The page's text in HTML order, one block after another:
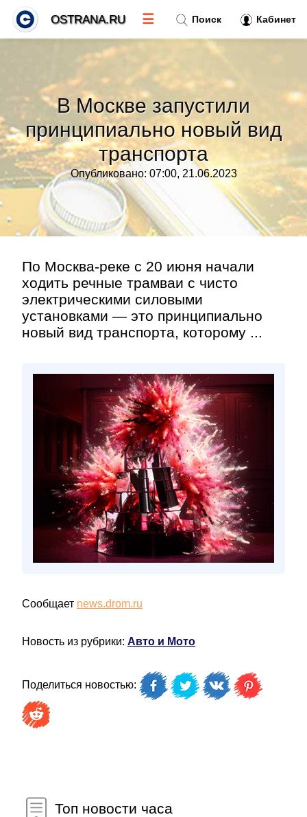
В Москве запустили
принципиально новый вид
транспорта
Опубликовано: 07:00, 21.06.2023
По Москва-реке с 20 июня начали
ходить речные трамваи с чисто
электрическими силовыми
установками — это принципиально
новый вид транспорта, которому ...
Сообщает news.drom.ru
Новость из рубрики: Авто и Мото
Поделиться новостью:
Топ новости часа
Поиск Кабинет
OSTRANA.RU ☰
Тренды новостей»
Рубрики»
Правила
Контакт»